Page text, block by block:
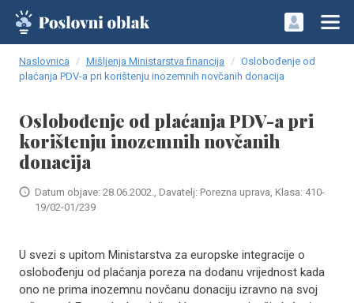
Naslovnica Mišljenja Ministarstva financija
Oslobođenje od
plaćanja PDV-a pri korištenju inozemnih novčanih donacija
Oslobođenje od plaćanja PDV-a pri
korištenju inozemnih novčanih
donacija
Datum objave: 28.06.2002., Davatelj: Porezna uprava, Klasa: 410-
19/02-01/239
U svezi s upitom Ministarstva za europske integracije o
oslobođenju od plaćanja poreza na dodanu vrijednost kada
ono ne prima inozemnu novčanu donaciju izravno na svoj